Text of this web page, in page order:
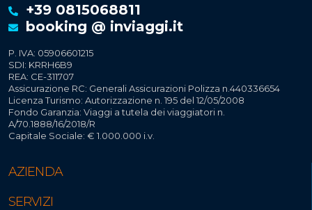
+39 0815068811
booking @ inviaggi.it
P. IVA: 05906601215
SDI: KRRH6B9
REA: CE-311707
Assicurazione RC: Generali Assicurazioni Polizza n.440336654
Licenza Turismo: Autorizzazione n. 195 del 12/05/2008
Fondo Garanzia: Viaggi a tutela dei viaggiatori n.
A/70.1888/16/2018/R
Capitale Sociale: € 1.000.000 i.v.
AZIENDA
SERVIZI